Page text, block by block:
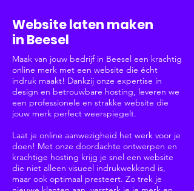
Website laten maken
in Beesel
Maak van jouw bedrijf in Beesel een krachtig
online merk met een website die écht
indruk maakt! Dankzij onze expertise in
design en betrouwbare hosting, leveren we
een professionele en strakke website die
jouw merk perfect weerspiegelt.
Laat je online aanwezigheid het werk voor je
doen! Met onze doordachte ontwerpen en
krachtige hosting krijg je snel een website
die niet alleen visueel indrukwekkend is,
maar ook optimaal presteert. Zo trek je